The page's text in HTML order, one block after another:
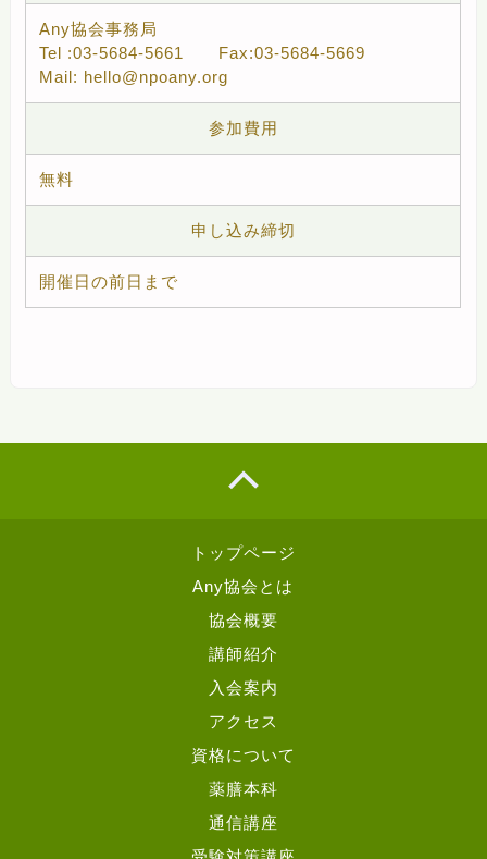
Any協会事務局
Tel :03-5684-5661 Fax:03-5684-5669
Mail: hello@npoany.org
参加費用
無料
申し込み締切
開催日の前日まで
トップページ
Any協会とは
協会概要
講師紹介
入会案内
アクセス
資格について
薬膳本科
通信講座